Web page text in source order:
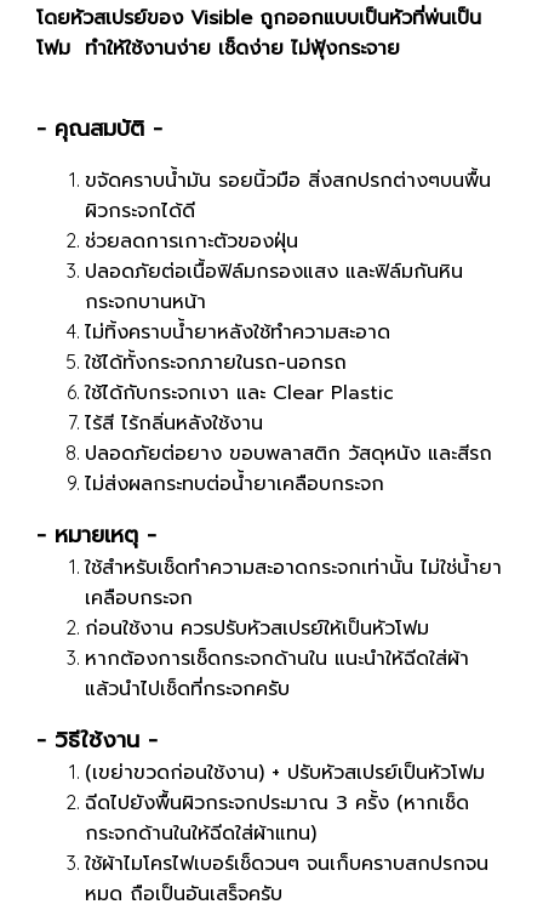
โดยหัวสเปรย์ของ Visible ถูกออกแบบเป็นหัวที่พ่นเป็น
โฟม ทำให้ใช้งานง่าย เช็ดง่าย ไม่ฟุ้งกระจาย
- คุณสมบัติ -
ขจัดคราบน้ำมัน รอยนิ้วมือ สิ่งสกปรกต่างๆบนพื้น
ผิวกระจกได้ดี
ช่วยลดการเกาะตัวของฝุ่น
ปลอดภัยต่อเนื้อฟิล์มกรองแสง และฟิล์มกันหิน
กระจกบานหน้า
ไม่ทิ้งคราบน้ำยาหลังใช้ทำความสะอาด
ใช้ได้ทั้งกระจกภายในรถ-นอกรถ
ใช้ได้กับกระจกเงา และ Clear Plastic
ไร้สี ไร้กลิ่นหลังใช้งาน
ปลอดภัยต่อยาง ขอบพลาสติก วัสดุหนัง และสีรถ
ไม่ส่งผลกระทบต่อน้ำยาเคลือบกระจก
- หมายเหตุ -
ใช้สำหรับเช็ดทำความสะอาดกระจกเท่านั้น ไม่ใช่น้ำยา
เคลือบกระจก
ก่อนใช้งาน ควรปรับหัวสเปรย์ให้เป็นหัวโฟม
หากต้องการเช็ดกระจกด้านใน แนะนำให้ฉีดใส่ผ้า
แล้วนำไปเช็ดที่กระจกครับ
- วิธีใช้งาน -
(เขย่าขวดก่อนใช้งาน) + ปรับหัวสเปรย์เป็นหัวโฟม
ฉีดไปยังพื้นผิวกระจกประมาณ 3 ครั้ง (หากเช็ด
กระจกด้านในให้ฉีดใส่ผ้าแทน)
ใช้ผ้าไมโครไฟเบอร์เช็ดวนๆ จนเก็บคราบสกปรกจน
หมด ถือเป็นอันเสร็จครับ